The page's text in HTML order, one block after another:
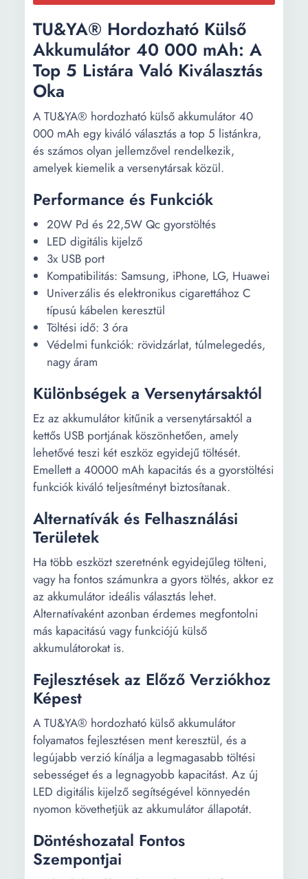
TU&YA® Hordozható Külső
Akkumulátor 40 000 mAh: A
Top 5 Listára Való Kiválasztás
Oka
A TU&YA® hordozható külső akkumulátor 40
000 mAh egy kiváló választás a top 5 listánkra,
és számos olyan jellemzővel rendelkezik,
amelyek kiemelik a versenytársak közül.
Performance és Funkciók
20W Pd és 22,5W Qc gyorstöltés
LED digitális kijelző
3x USB port
Kompatibilitás: Samsung, iPhone, LG, Huawei
Univerzális és elektronikus cigarettához C
típusú kábelen keresztül
Töltési idő: 3 óra
Védelmi funkciók: rövidzárlat, túlmelegedés,
nagy áram
Különbségek a Versenytársaktól
Ez az akkumulátor kitűnik a versenytársaktól a
kettős USB portjának köszönhetően, amely
lehetővé teszi két eszköz egyidejű töltését.
Emellett a 40000 mAh kapacitás és a gyorstöltési
funkciók kiváló teljesítményt biztosítanak.
Alternatívák és Felhasználási
Területek
Ha több eszközt szeretnénk egyidejűleg tölteni,
vagy ha fontos számunkra a gyors töltés, akkor ez
az akkumulátor ideális választás lehet.
Alternatívaként azonban érdemes megfontolni
más kapacitású vagy funkciójú külső
akkumulátorokat is.
Fejlesztések az Előző Verziókhoz
Képest
A TU&YA® hordozható külső akkumulátor
folyamatos fejlesztésen ment keresztül, és a
legújabb verzió kínálja a legmagasabb töltési
sebességet és a legnagyobb kapacitást. Az új
LED digitális kijelző segítségével könnyedén
nyomon követhetjük az akkumulátor állapotát.
Döntéshozatal Fontos
Szempontjai